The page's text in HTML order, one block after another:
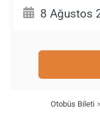
Otobüs Bileti